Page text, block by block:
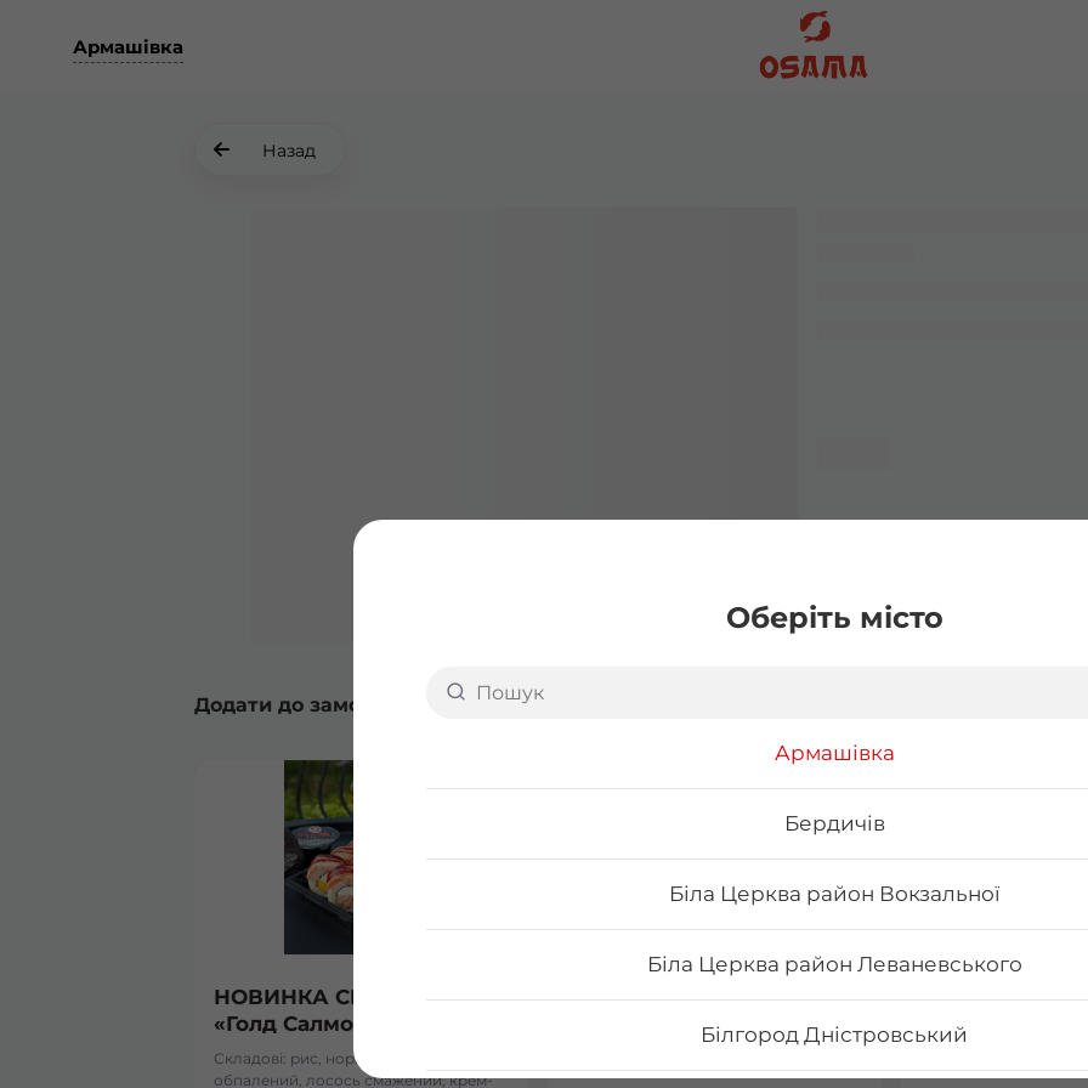
Оберіть місто
Армашівка
Бердичів
Біла Церква район Вокзальної
Біла Церква район Леваневського
Білгород Дністровський
Армашівка
Назад
Додати до замовлення
НОВИНКА СЕРПНЯ Рол
«Голд Салмон»
Складові: рис, норі, лосось
обпалений, лосось смажений, крем-
Вода негазована та
сильногазована
Напій Coca-